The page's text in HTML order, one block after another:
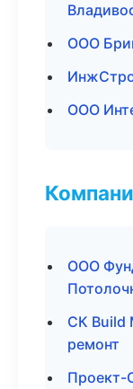
ООО
ООО
ООО
СК Build
ремонт
Проект-